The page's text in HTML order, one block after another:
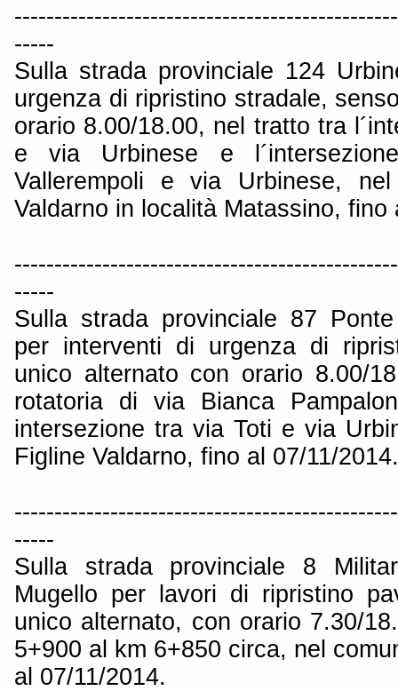
-----
Sulla strada provinciale 124
urgenza di ripristino stradale,
orario 8.00/18.00, nel tratto tra
e via Urbinese e
Vallerempoli e via Urbinese,
Valdarno in località Matassino, fino
-----
Sulla strada provinciale 87
per interventi di urgenza di
unico alternato con orario 8.00/
rotatoria di via Bianca
intersezione tra via Toti e via
Figline Valdarno, fino al 07/11/2014.
-----
Sulla strada provinciale 8
Mugello per lavori di ripristino
unico alternato, con orario 7.30/
5+900 al km 6+850 circa, nel
al 07/11/2014.